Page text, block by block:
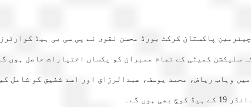
کمیٹی تشکیل دے دی گئی۔ چیئرمین پاکستان کرکٹ بورڈ محسن نقوی نے پی
سلیکشن کمیٹی کے تمام ممبران کو یکساں اختیارات حاصل
وہاب ریاض، محمد یوسف، عبدالرزاق اور اسد شفیق کو شامل
گے۔